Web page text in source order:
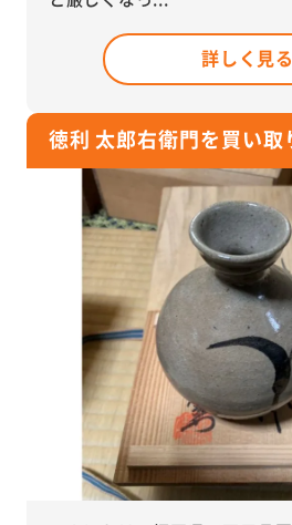
詳しく見る
徳利 太郎右衛門を買い取